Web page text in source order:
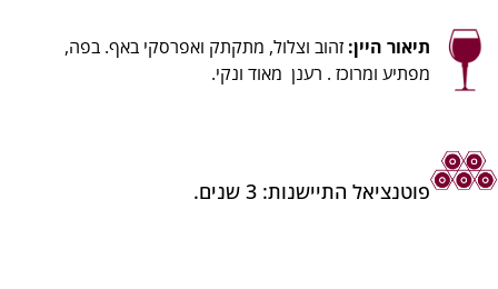
תיאור היין: זהוב וצלול, מתקתק ואפרסקי באף. בפה,
מפתיע ומרוכז . רענן מאוד ונקי.
פוטנציאל התיישנות: 3 שנים.